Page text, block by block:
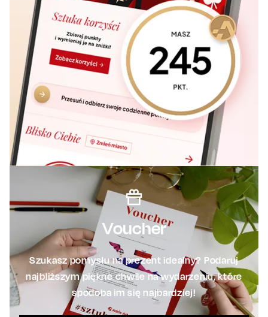
Voucher
Szukasz pomysłu na prezent idealny? Podaruj
najbliższym piękne chwile na wydarzeniu, które
spodoba im się najbardziej!